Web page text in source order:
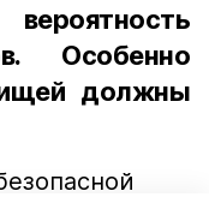
Особенно
должны